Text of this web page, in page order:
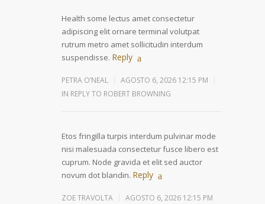
Health some lectus amet consectetur
adipiscing elit ornare terminal volutpat
rutrum metro amet sollicitudin interdum
suspendisse. Reply
PETRA O’NEAL
AGOSTO 6, 2026 12:15 PM
IN REPLY TO ROBERT BROWNING
Etos fringilla turpis interdum pulvinar mode
nisi malesuada consectetur fusce libero est
cuprum. Node gravida et elit sed auctor
novum dot blandin. Reply
ZOE TRAVOLTA
AGOSTO 6, 2026 12:15 PM